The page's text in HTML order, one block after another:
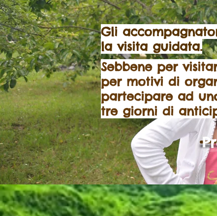
Gli
la visita guidata.
Sebbene per
per motivi di
partecipare ad
tre giorni di